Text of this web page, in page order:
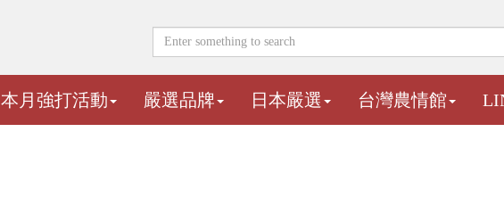
本月強打活動 嚴選品牌 日本嚴選 台灣農情館